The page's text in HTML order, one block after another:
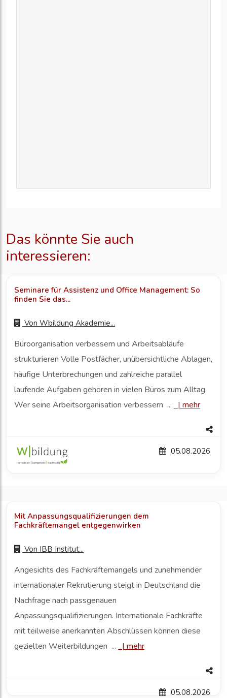
Das könnte Sie auch
interessieren:
Seminare für Assistenz und Office Management: So
finden Sie das...
Von Wbildung Akademie...
Büroorganisation verbessern und Arbeitsabläufe
strukturieren Volle Postfächer, unübersichtliche Ablagen,
häufige Unterbrechungen und zahlreiche parallel
laufende Aufgaben gehören in vielen Büros zum Alltag.
Wer seine Arbeitsorganisation verbessern ...
| mehr
05.08.2026
Mit Anpassungsqualifizierungen dem
Fachkräftemangel entgegenwirken
Von IBB Institut...
Angesichts des Fachkräftemangels und zunehmender
internationaler Rekrutierung steigt in Deutschland die
Nachfrage nach passgenauen
Anpassungsqualifizierungen. Internationale Fachkräfte
mit teilweise anerkannten Abschlüssen können diese
gezielten Weiterbildungen ...
| mehr
05.08.2026